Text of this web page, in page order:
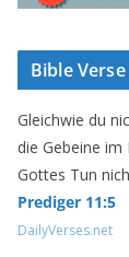
Bible
Gleichwie du
die Gebeine
Gottes Tun
Prediger 11:5
DailyVerses.net